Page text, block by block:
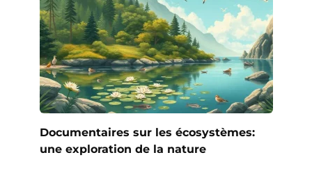
Documentaires sur les écosystèmes:
une exploration de la nature